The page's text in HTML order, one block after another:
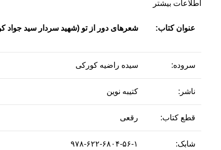
اطلاعات بیشتر
عنوان کتاب: شعرهای دور از تو (شهید سردار سید جواد
سروده: سیده راضیه کورکی
ناشر: کتیبه نوین
قطع کتاب: رقعی
شابک: ۹۷۸-۶۲۲-۶۸۰۴-۵۶-۱